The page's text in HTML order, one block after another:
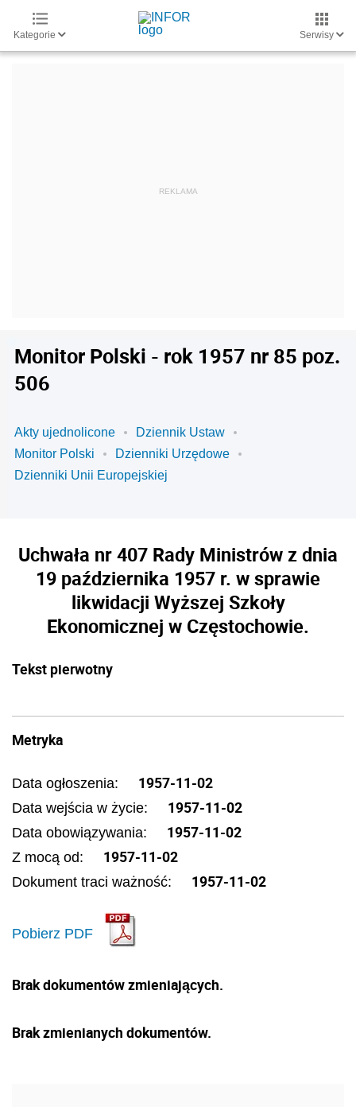
Kategorie Serwisy
Monitor Polski - rok 1957 nr 85 poz.
506
Akty ujednolicone
Dziennik Ustaw
Monitor Polski
Dzienniki Urzędowe
Dzienniki Unii Europejskiej
Uchwała nr 407 Rady Ministrów z dnia
19 października 1957 r. w sprawie
likwidacji Wyższej Szkoły
Ekonomicznej w Częstochowie.
Tekst pierwotny
Metryka
Data ogłoszenia: 1957-11-02
Data wejścia w życie: 1957-11-02
Data obowiązywania: 1957-11-02
Z mocą od: 1957-11-02
Dokument traci ważność: 1957-11-02
Pobierz PDF
Brak dokumentów zmieniających.
Brak zmienianych dokumentów.